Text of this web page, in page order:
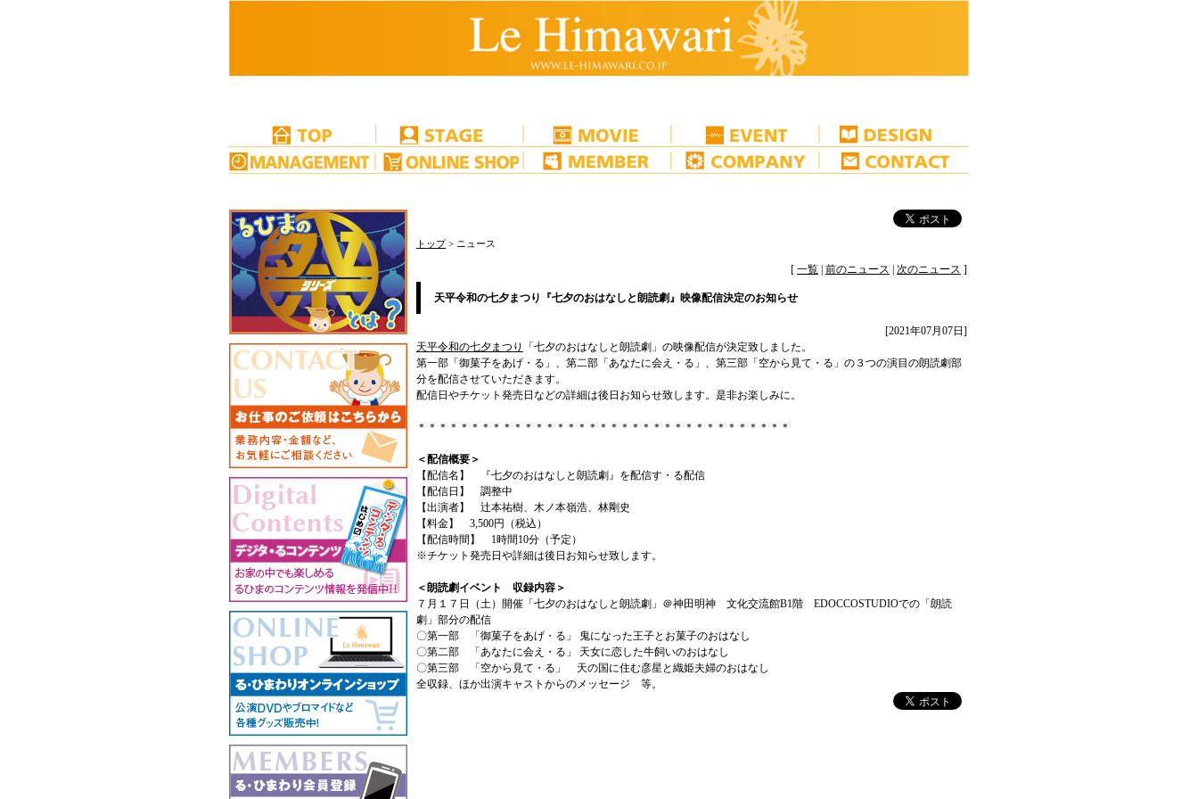
トップ> ニュース
[ 一覧 前のニュース 次のニュース ]
天平令和の七夕まつり『七夕のおはなしと朗読劇』映像配信決定のお知らせ
[2021年07月07日]
天平令和の七夕まつり
「七夕のおはなしと朗読劇」の映像配信が決定致しました。
第一部「御菓子をあげ・る」、第二部「あなたに会え・る」、第三部「空から見て・る」の３つの演目の朗読劇部
分を配信させていただきます。
配信日やチケット発売日などの詳細は後日お知らせ致します。是非お楽しみに。
＊＊＊＊＊＊＊＊＊＊＊＊＊＊＊＊＊＊＊＊＊＊＊＊＊＊＊＊＊＊＊＊＊＊＊
＜配信概要＞
【配信名】 『七夕のおはなしと朗読劇』を配信す・る配信
【配信日】 調整中
【出演者】 辻本祐樹、木ノ本嶺浩、林剛史
【料金】 3,500円（税込）
【配信時間】 1時間10分（予定）
※チケット発売日や詳細は後日お知らせ致します。
＜朗読劇イベント 収録内容＞
７月１７日（土）開催「七夕のおはなしと朗読劇」＠神田明神 文化交流館B1階 EDOCCOSTUDIOでの「朗読
劇」部分の配信
〇第一部 「御菓子をあげ・る」 鬼になった王子とお菓子のおはなし
〇第二部 「あなたに会え・る」 天女に恋した牛飼いのおはなし
〇第三部 「空から見て・る」 天の国に住む彦星と織姫夫婦のおはなし
全収録、ほか出演キャストからのメッセージ 等。